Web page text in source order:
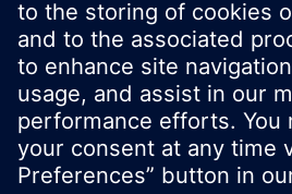
© Siemens Greece 2017
Το χαρτοφυλάκιο προϊόντων